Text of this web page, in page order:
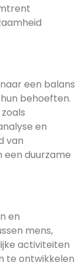
een balans
behoeften.
en
van
een duurzame
en
mens,
activiteiten
te ontwikkelen